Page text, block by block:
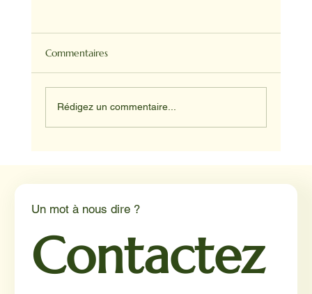
Commentaires
Rédigez un commentaire...
Un mot à nous dire ?
Contactez